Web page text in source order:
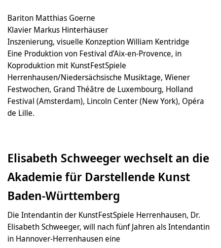
Bariton Matthias Goerne
Klavier Markus Hinterhäuser
Inszenierung, visuelle Konzeption William Kentridge
Eine Produktion von Festival d’Aix-en-Provence, in
Koproduktion mit KunstFestSpiele
Herrenhausen/Niedersächsische Musiktage, Wiener
Festwochen, Grand Théâtre de Luxembourg, Holland
Festival (Amsterdam), Lincoln Center (New York), Opéra
de Lille.
Elisabeth Schweeger wechselt an die
Akademie für Darstellende Kunst
Baden-Württemberg
Die Intendantin der KunstFestSpiele Herrenhausen, Dr.
Elisabeth Schweeger, will nach fünf Jahren als Intendantin
in Hannover-Herrenhausen eine